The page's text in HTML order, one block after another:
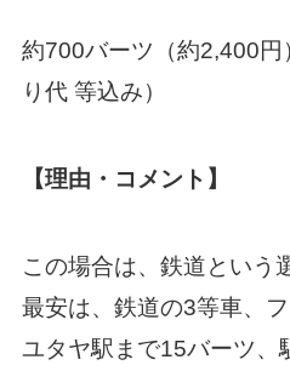
約700バーツ（約2,400
り代 等込み）
【理由・コメント】
この場合は、鉄道という
最安は、鉄道の3等車、
ユタヤ駅まで15バーツ、